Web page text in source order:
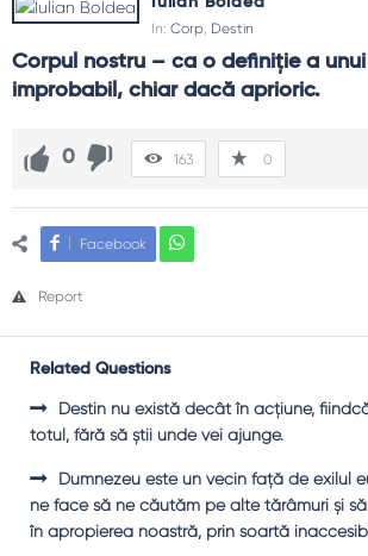
In: Corp, Destin
Corpul nostru – ca o definiție a
improbabil, chiar dacă aprioric.
0 163 0
Facebook
Report
Related Questions
Destin nu există decât în acţiune,
totul, fără să ştii unde vei ajunge.
Dumnezeu este un vecin faţă de exilul
ne face să ne căutăm pe alte tărâmuri şi
în apropierea noastră, prin soartă